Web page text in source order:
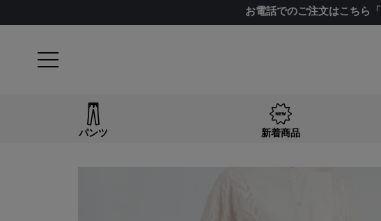
お電話でのご注文はこちら「
パンツ 新着商品